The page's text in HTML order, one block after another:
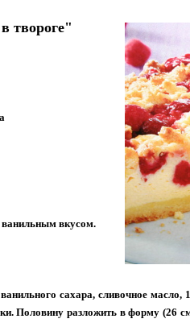
твороге"
ванильным вкусом.
сахара, сливочное
Половину разложить в форму (26